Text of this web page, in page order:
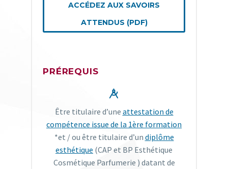
ACCÉDEZ AUX SAVOIRS
ATTENDUS (PDF)
PRÉREQUIS


Être titulaire d’une attestation de
compétence issue de la 1ère formation
*et / ou être titulaire d’un diplôme
esthétique (CAP et BP Esthétique
Cosmétique Parfumerie ) datant de